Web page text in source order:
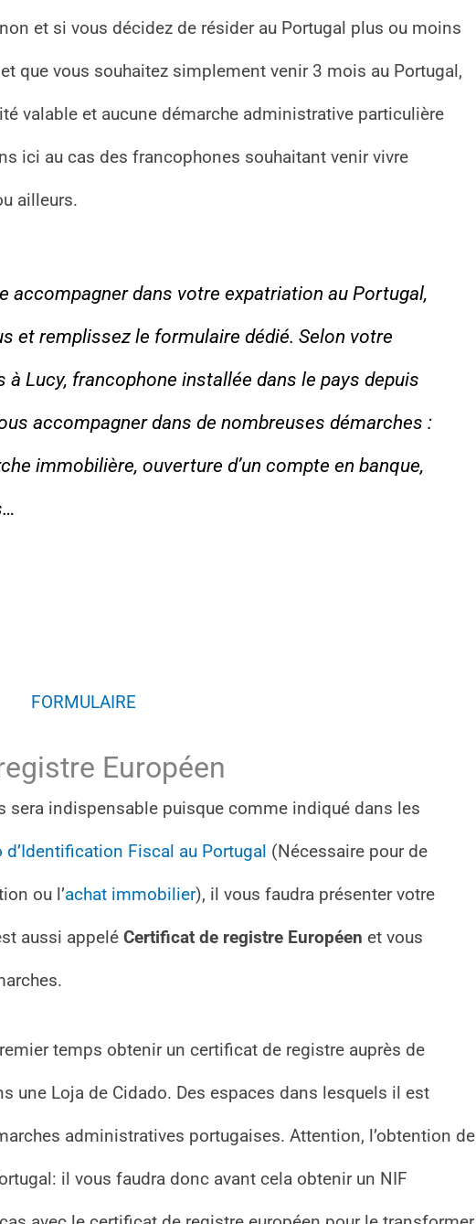
et si vous décidez de résider au Portugal plus ou moins
que vous souhaitez simplement venir 3 mois au Portugal,
valable et aucune démarche administrative particulière
ici au cas des francophones souhaitant venir vivre
ailleurs.
accompagner dans votre expatriation au Portugal,
et remplissez le formulaire dédié. Selon votre
à Lucy, francophone installée dans le pays depuis
accompagner dans de nombreuses démarches :
immobilière, ouverture d’un compte en banque,
FORMULAIRE
Européen
sera indispensable puisque comme indiqué dans les
Fiscal au Portugal (Nécessaire pour de
ou l’achat immobilier), il vous faudra présenter votre
aussi appelé Certificat de registre Européen et vous
temps obtenir un certificat de registre auprès de
une Loja de Cidado. Des espaces dans lesquels il est
administratives portugaises. Attention, l’obtention de
il vous faudra donc avant cela obtenir un NIF